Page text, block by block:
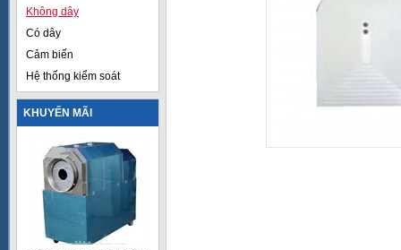
Không dây
Có dây
Cảm biến
Hệ thống kiểm soát
KHUYẾN MÃI